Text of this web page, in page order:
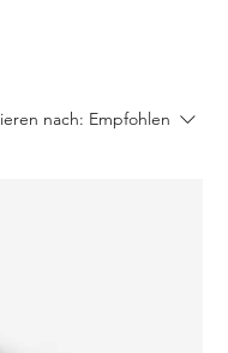
nach: Empfohlen